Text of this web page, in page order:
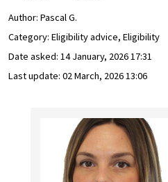
Author: Pascal G.
Category: Eligibility advice, Eligibility
Date asked: 14 January, 2026 17:31
Last update: 02 March, 2026 13:06